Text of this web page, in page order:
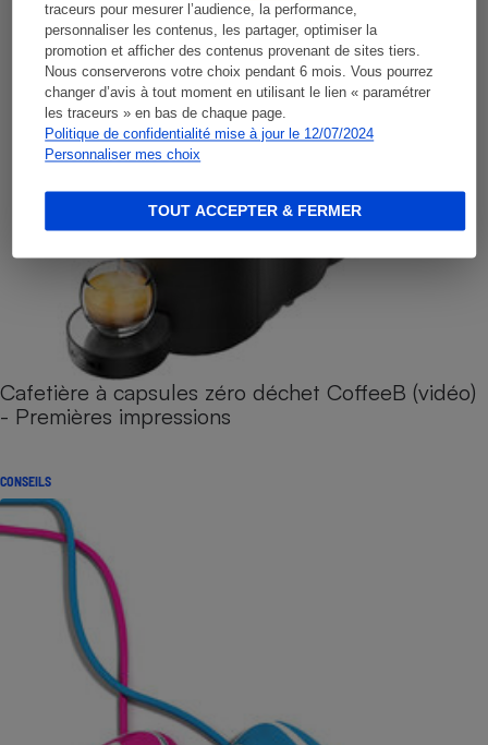
traceurs pour mesurer l’audience, la performance,
personnaliser les contenus, les partager, optimiser la
promotion et afficher des contenus provenant de sites tiers.
Nous conserverons votre choix pendant 6 mois. Vous pourrez
changer d’avis à tout moment en utilisant le lien « paramétrer
les traceurs » en bas de chaque page.
Politique de confidentialité mise à jour le 12/07/2024
Personnaliser mes choix
TOUT ACCEPTER & FERMER
Cafetière à capsules zéro déchet CoffeeB (vidéo)
- Premières impressions
CONSEILS